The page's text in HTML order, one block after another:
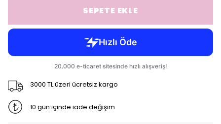
SEPETE EKLE
3000 TL üzeri ücretsiz kargo
10 gün içinde iade değişim